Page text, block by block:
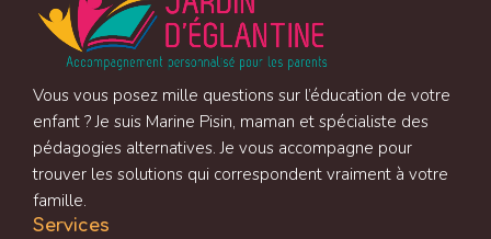
Vous vous posez mille questions sur l’éducation de votre
enfant ? Je suis Marine Pisin, maman et spécialiste des
pédagogies alternatives. Je vous accompagne pour
trouver les solutions qui correspondent vraiment à votre
famille.
Services